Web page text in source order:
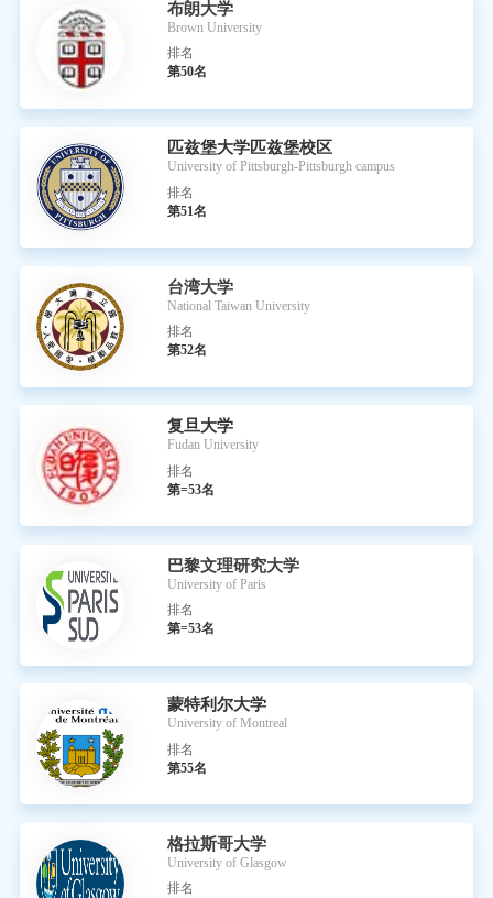
布朗大学
Brown University
排名
第50名
匹兹堡大学匹兹堡校区
University of Pittsburgh-Pittsburgh campus
排名
第51名
台湾大学
National Taiwan University
排名
第52名
复旦大学
Fudan University
排名
第=53名
巴黎文理研究大学
University of Paris
排名
第=53名
蒙特利尔大学
University of Montreal
排名
第55名
格拉斯哥大学
University of Glasgow
排名